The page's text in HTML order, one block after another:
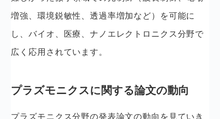
増強、環境鋭敏性、透過率増加など）を可能に
し、バイオ、医療、ナノエレクトロニクス分野で
広く応用されています。
プラズモニクスに関する論文の動向
プラズモニクス分野の発表論文の動向を見ていき